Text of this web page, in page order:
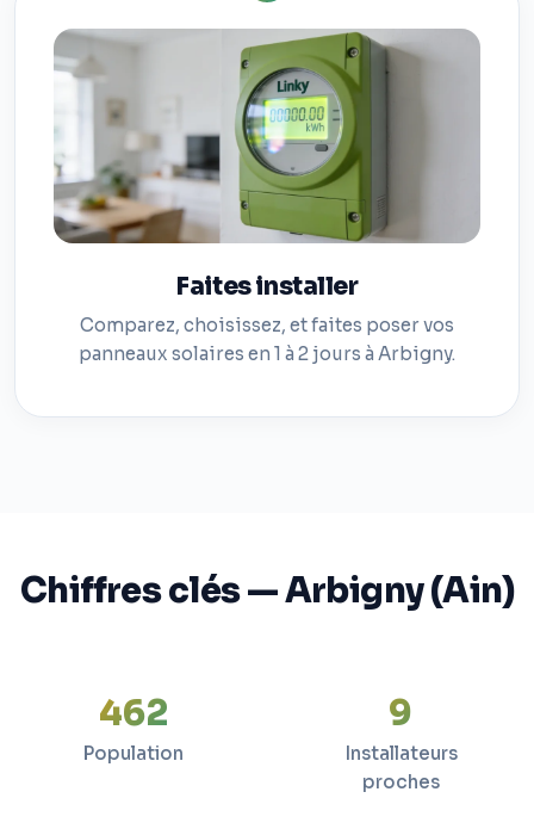
Faites installer
Comparez, choisissez, et faites poser vos
panneaux solaires en 1 à 2 jours à Arbigny.
Chiffres clés — Arbigny (Ain)
462
Population
9
Installateurs
proches